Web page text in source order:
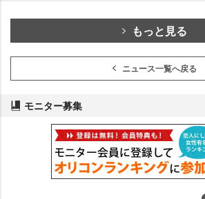
もっと見る
ニュース一覧へ戻る
モニター募集